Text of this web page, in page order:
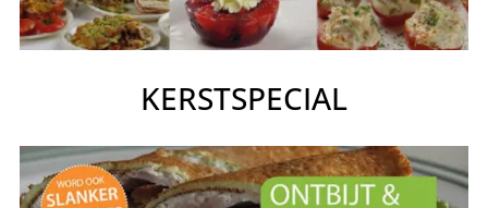
KERSTSPECIAL